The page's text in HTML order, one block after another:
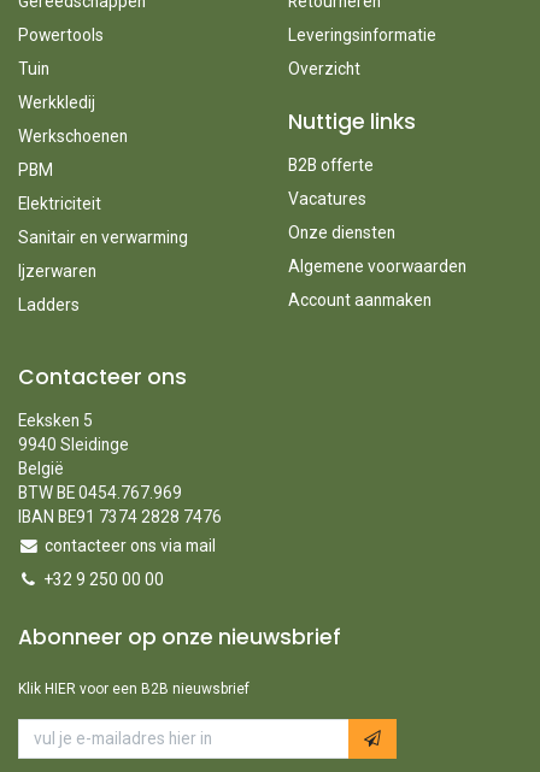
Powertools
Tuin
Werkkledij
Werkschoenen
PBM
Elektriciteit
Sanitair en verwarming
Ijzerwaren
Ladders
Leveringsinformatie
Overzicht
Nuttige links
B2B offerte
Vacatures
Onze diensten
Algemene voorwaarden
Account aanmaken
Contacteer ons
Eeksken 5
9940 Sleidinge
België
BTW BE 0454.767.969
IBAN BE91 7374 2828 7476
contacteer ons via mail
+32 9 250 00 00
Abonneer op onze nieuwsbrief
Klik HIER voor een B2B nieuwsbrief